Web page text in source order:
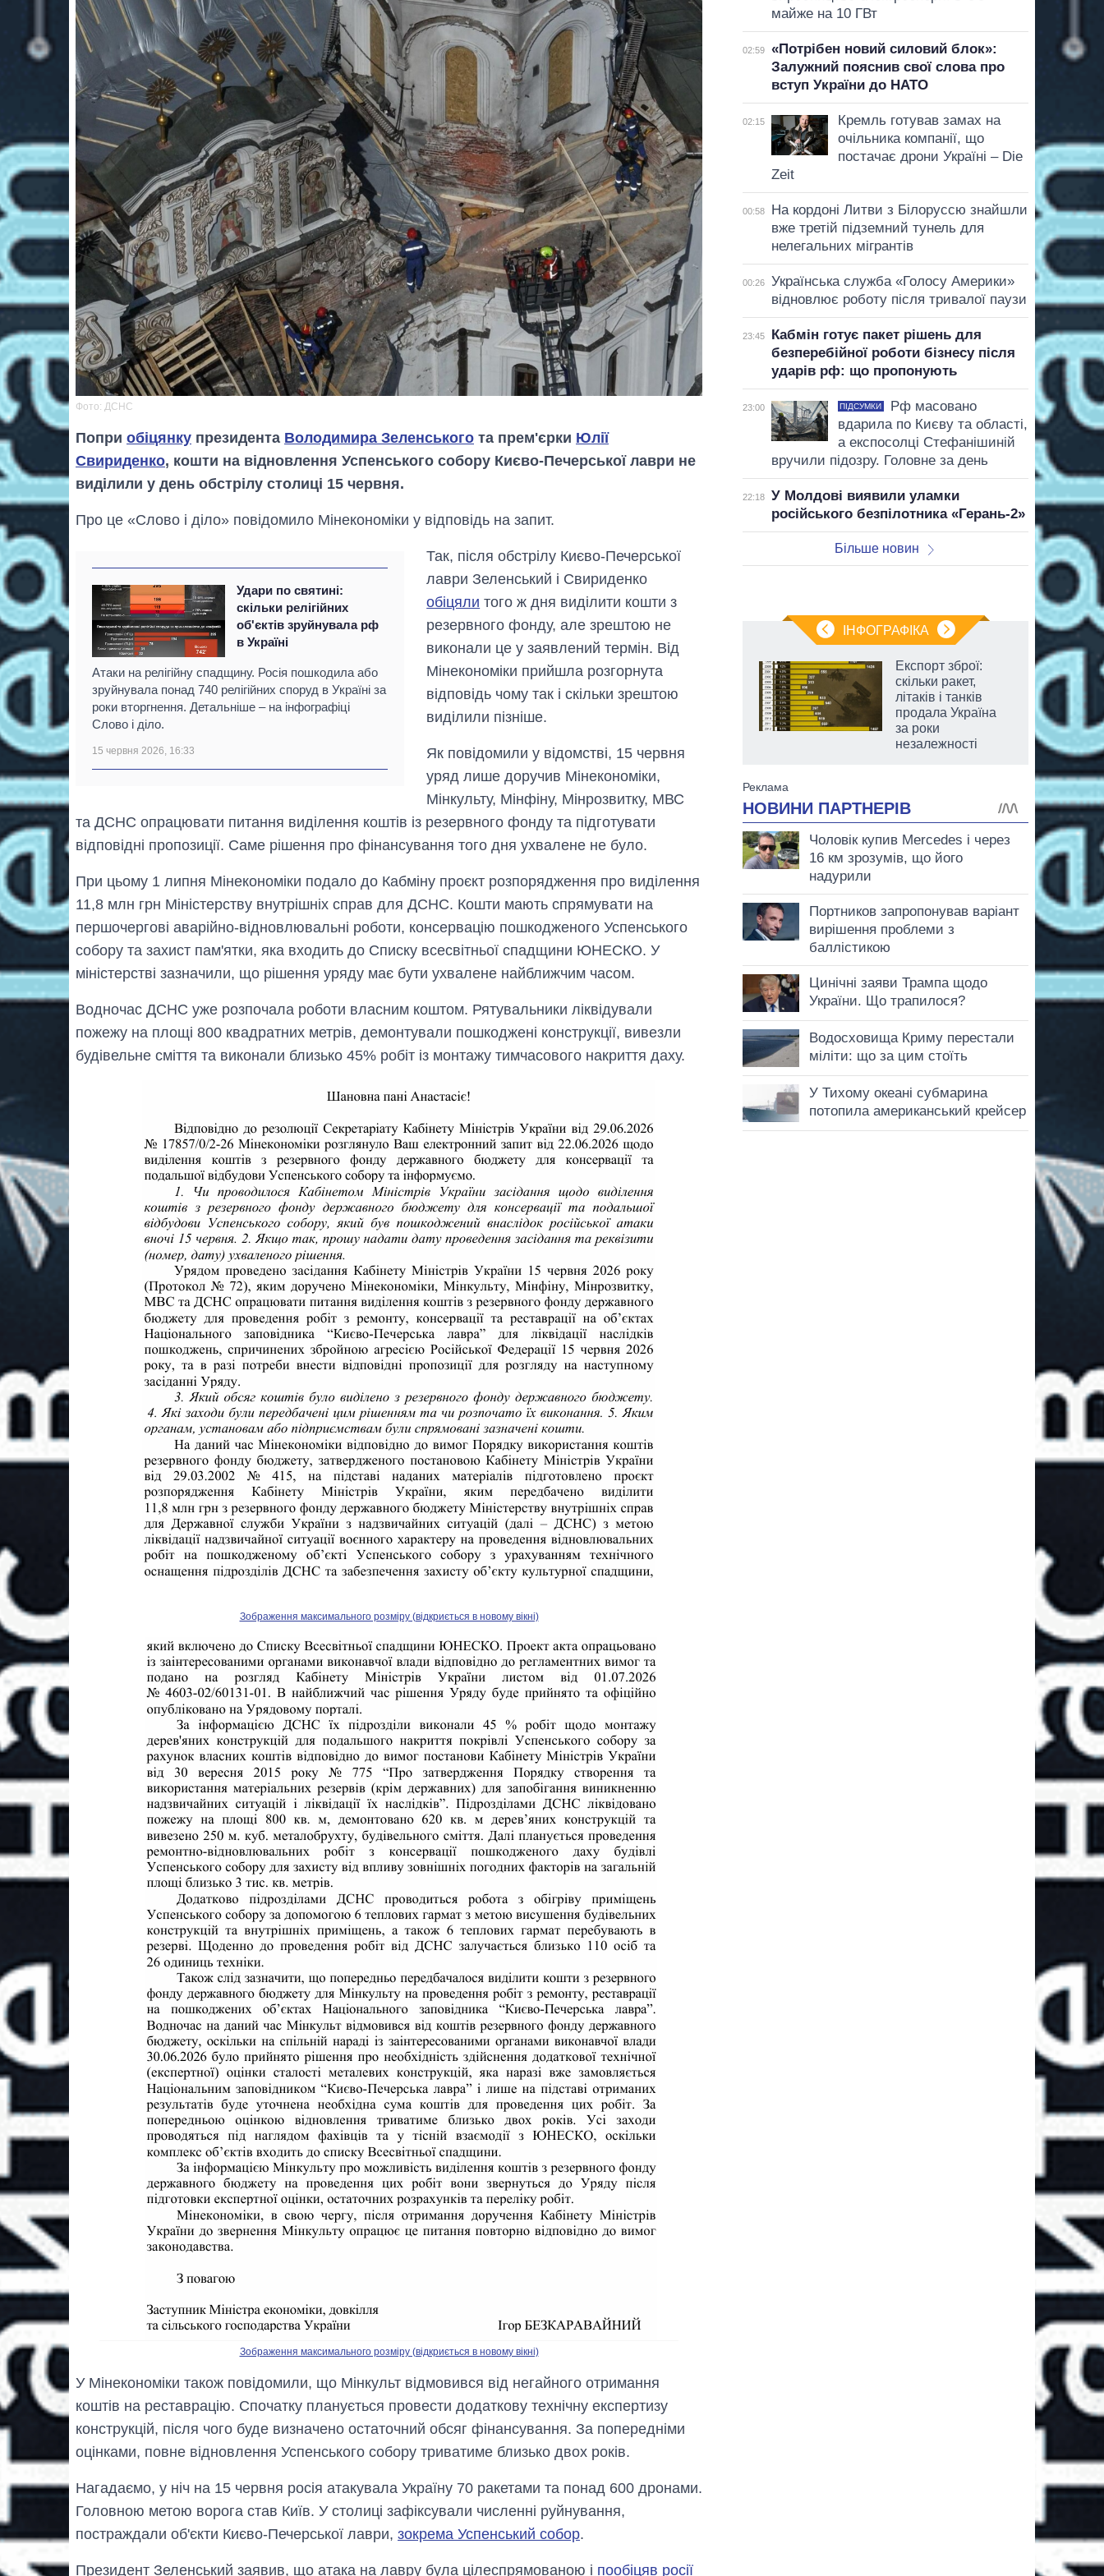
Фото: ДСНС
Попри обіцянку президента Володимира Зеленського та прем'єрки Юлії
Свириденко, кошти на відновлення Успенського собору Києво-Печерської лаври не
виділили у день обстрілу столиці 15 червня.
Про це «Слово і діло» повідомило Мінекономіки у відповідь на запит.
Удари по святині:
скільки релігійних
об'єктів зруйнувала рф
в Україні
Атаки на релігійну спадщину. Росія пошкодила або
зруйнувала понад 740 релігійних споруд в Україні за
роки вторгнення. Детальніше – на інфографіці
Слово і діло.
15 червня 2026, 16:33
Так, після обстрілу Києво-Печерської
лаври Зеленський і Свириденко
обіцяли того ж дня виділити кошти з
резервного фонду, але зрештою не
виконали це у заявлений термін. Від
Мінекономіки прийшла розгорнута
відповідь чому так і скільки зрештою
виділили пізніше.
Як повідомили у відомстві, 15 червня
уряд лише доручив Мінекономіки,
Мінкульту, Мінфіну, Мінрозвитку, МВС
та ДСНС опрацювати питання виділення коштів із резервного фонду та підготувати
відповідні пропозиції. Саме рішення про фінансування того дня ухвалене не було.
При цьому 1 липня Мінекономіки подало до Кабміну проєкт розпорядження про виділення
11,8 млн грн Міністерству внутрішніх справ для ДСНС. Кошти мають спрямувати на
першочергові аварійно-відновлювальні роботи, консервацію пошкодженого Успенського
собору та захист пам'ятки, яка входить до Списку всесвітньої спадщини ЮНЕСКО. У
міністерстві зазначили, що рішення уряду має бути ухвалене найближчим часом.
Водночас ДСНС уже розпочала роботи власним коштом. Рятувальники ліквідували
пожежу на площі 800 квадратних метрів, демонтували пошкоджені конструкції, вивезли
будівельне сміття та виконали близько 45% робіт із монтажу тимчасового накриття даху.
Зображення максимального розміру (відкриється в новому вікні)
Зображення максимального розміру (відкриється в новому вікні)
У Мінекономіки також повідомили, що Мінкульт відмовився від негайного отримання
коштів на реставрацію. Спочатку планується провести додаткову технічну експертизу
конструкцій, після чого буде визначено остаточний обсяг фінансування. За попередніми
оцінками, повне відновлення Успенського собору триватиме близько двох років.
Нагадаємо, у ніч на 15 червня росія атакувала Україну 70 ракетами та понад 600 дронами.
Головною метою ворога став Київ. У столиці зафіксували численні руйнування,
постраждали об'єкти Києво-Печерської лаври, зокрема Успенський собор.
Президент Зеленський заявив, що атака на лавру була цілеспрямованою і пообіцяв росії
майже на 10 ГВт
02:59
«Потрібен новий силовий блок»:
Залужний пояснив свої слова про
вступ України до НАТО
02:15
Кремль готував замах на
очільника компанії, що
постачає дрони Україні – Die
Zeit
00:58
На кордоні Литви з Білоруссю знайшли
вже третій підземний тунель для
нелегальних мігрантів
00:26
Українська служба «Голосу Америки»
відновлює роботу після тривалої паузи
23:45
Кабмін готує пакет рішень для
безперебійної роботи бізнесу після
ударів рф: що пропонують
23:00 ПІДСУМКИ
Рф масовано
вдарила по Києву та області,
а експосолці Стефанішиній
вручили підозру. Головне за день
22:18
У Молдові виявили уламки
російського безпілотника «Герань-2»
Більше новин
ІНФОГРАФІКА
Вісім масованих
ударів по Україні
за літо: Київ та
Експорт зброї:
скільки ракет,
літаків і танків
продала Україна
за роки
незалежності